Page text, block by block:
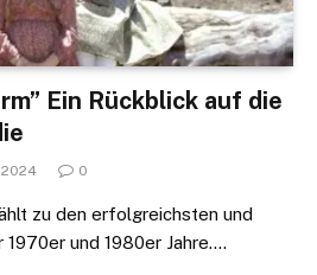
Ein Rückblick auf die
0
zu den erfolgreichsten und
und 1980er Jahre.…